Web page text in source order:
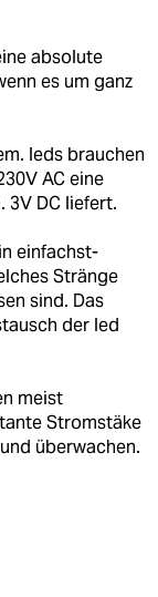
absolute
es um ganz
leds brauchen
AC eine
3V DC liefert.
einfachst-
Stränge
sind. Das
der led
meist
Stromstäke
überwachen.